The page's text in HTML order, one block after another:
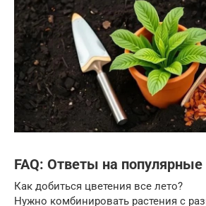
FAQ: Ответы на
Как добиться цветения все лето?
Нужно комбинировать растения с